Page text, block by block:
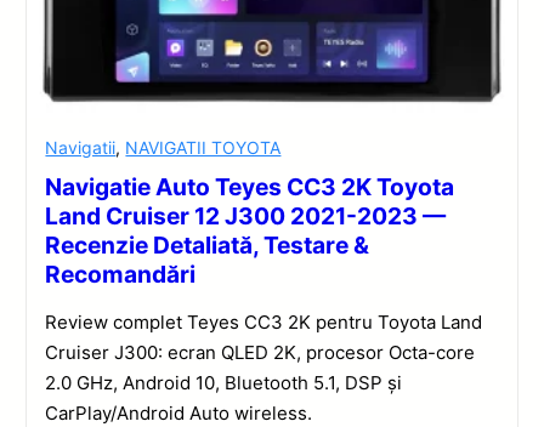
Navigatii, NAVIGATII TOYOTA
Navigatie Auto Teyes CC3 2K Toyota
Land Cruiser 12 J300 2021-2023 —
Recenzie Detaliată, Testare &
Recomandări
Review complet Teyes CC3 2K pentru Toyota Land
Cruiser J300: ecran QLED 2K, procesor Octa-core
2.0 GHz, Android 10, Bluetooth 5.1, DSP și
CarPlay/Android Auto wireless.